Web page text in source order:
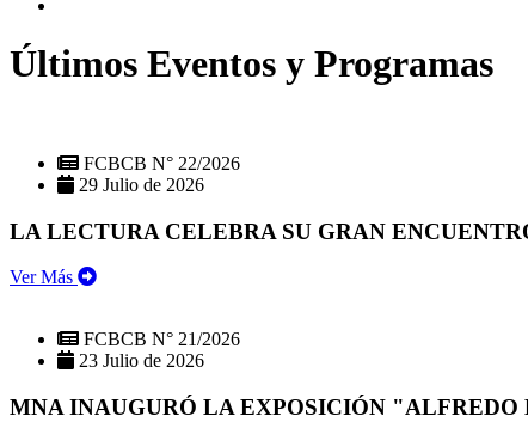
Últimos Eventos y Programas
FCBCB N° 22/2026
29 Julio de 2026
LA LECTURA CELEBRA SU GRAN
Ver Más
FCBCB N° 21/2026
23 Julio de 2026
MNA INAUGURÓ LA EXPOSICIÓN